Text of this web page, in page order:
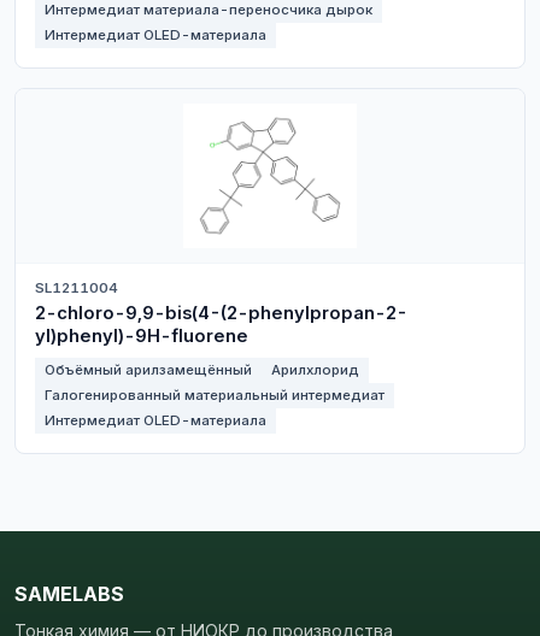
Интермедиат материала-переносчика дырок
Интермедиат OLED-материала
SL1211004
2-chloro-9,9-bis(4-(2-phenylpropan-2-
yl)phenyl)-9H-fluorene
Объёмный арилзамещённый
Арилхлорид
Галогенированный материальный интермедиат
Интермедиат OLED-материала
SAMELABS
Тонкая химия — от НИОКР до производства